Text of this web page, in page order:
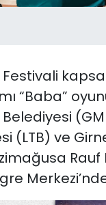
Festivali
“Baba”
(LTB) ve
Rauf